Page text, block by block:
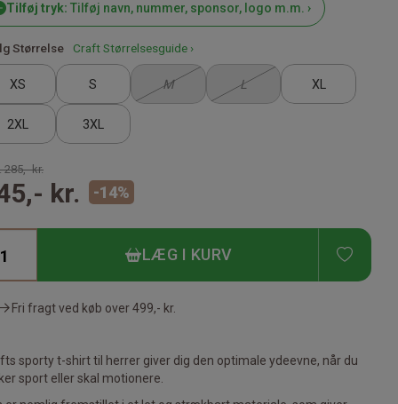
Tilføj tryk: Tilføj navn, nummer, sponsor, logo m.m. ›
Størrelse Craft Størrelsesguide ›
XS S M L XL
2XL 3XL
285,- kr.
kr. -14%
LÆG I KURV
Fri fragt ved køb over499,- kr.
sporty t-shirt til herrer giver dig den optimale ydeevne, når du
sport eller skal motionere.